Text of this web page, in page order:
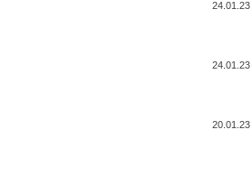
24.01.23
24.01.23
20.01.23